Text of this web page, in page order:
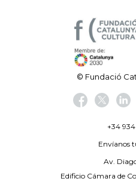
© Fundació
+34 934
Envíanos
Av.
Edificio Cámara de